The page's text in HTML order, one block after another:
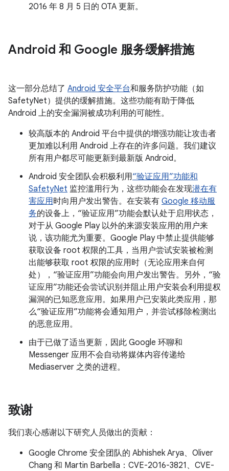
2016 年 8 月 5 日的 OTA 更新。
Android 和 Google 服务缓解措施
这一部分总结了 Android 安全平台和服务防护功能（如
SafetyNet）提供的缓解措施。这些功能有助于降低
Android 上的安全漏洞被成功利用的可能性。
较高版本的 Android 平台中提供的增强功能让攻击者
更加难以利用 Android 上存在的许多问题。我们建议
所有用户都尽可能更新到最新版 Android。
Android 安全团队会积极利用“验证应用”功能和
SafetyNet 监控滥用行为，这些功能会在发现潜在有
害应用时向用户发出警告。在安装有 Google 移动服
务的设备上，“验证应用”功能会默认处于启用状态，
对于从 Google Play 以外的来源安装应用的用户来
说，该功能尤为重要。Google Play 中禁止提供能够
获取设备 root 权限的工具，当用户尝试安装被检测
出能够获取 root 权限的应用时（无论应用来自何
处），“验证应用”功能会向用户发出警告。另外，“验
证应用”功能还会尝试识别并阻止用户安装会利用提权
漏洞的已知恶意应用。如果用户已安装此类应用，那
么“验证应用”功能将会通知用户，并尝试移除检测出
的恶意应用。
由于已做了适当更新，因此 Google 环聊和
Messenger 应用不会自动将媒体内容传递给
Mediaserver 之类的进程。
致谢
我们衷心感谢以下研究人员做出的贡献：
Google Chrome 安全团队的 Abhishek Arya、Oliver
Chang 和 Martin Barbella：CVE-2016-3821、CVE-